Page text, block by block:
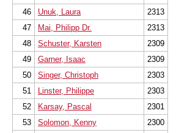
46
Unuk, Laura
2313
47
Mai, Philipp Dr.
2313
48
Schuster, Karsten
2309
49
Garner, Isaac
2309
50
Singer, Christoph
2303
51
Linster, Philippe
2303
52
Karsay, Pascal
2301
53
Solomon, Kenny
2300